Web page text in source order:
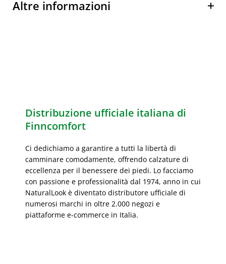
Altre informazioni
Distribuzione ufficiale italiana di
Finncomfort
Ci dedichiamo a garantire a tutti la libertà di
camminare comodamente, offrendo calzature di
eccellenza per il benessere dei piedi. Lo facciamo
con passione e professionalità dal 1974, anno in cui
NaturalLook è diventato distributore ufficiale di
numerosi marchi in oltre 2.000 negozi e
piattaforme e-commerce in Italia.